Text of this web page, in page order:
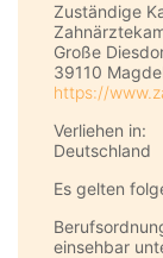
Zuständige
Große
39110
https://
Verliehen in:
Deutschland
Es gelten
einsehbar